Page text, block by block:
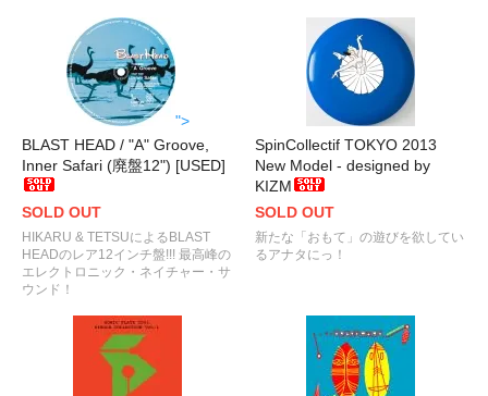
">
BLAST HEAD / "A" Groove,
Inner Safari (廃盤12") [USED]
SOLD OUT
HIKARU & TETSUによるBLAST
HEADのレア12インチ盤!!! 最高峰の
エレクトロニック・ネイチャー・サ
ウンド！
SpinCollectif TOKYO 2013
New Model - designed by
KIZM
SOLD OUT
新たな「おもて」の遊びを欲してい
るアナタにっ！